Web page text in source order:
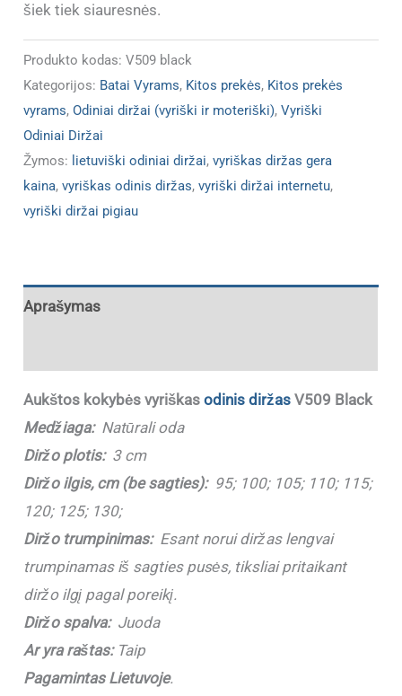
šiek tiek siauresnės.
Produkto kodas:V509 black
Kategorijos: Batai Vyrams, Kitos prekės, Kitos prekės
vyrams,Odiniai diržai (vyriški ir moteriški),Vyriški
Odiniai Diržai
Žymos: lietuviški odiniai diržai,vyriškas diržas gera
kaina,vyriškas odinis diržas,vyriški diržai internetu,
vyriški diržai pigiau
Aprašymas
Aukštos kokybės vyriškasodinis diržas V509 Black
Medžiaga: Natūrali oda
Diržo plotis:3 cm
Diržo ilgis, cm (be sagties):95; 100; 105; 110; 115;
120; 125; 130;
Diržo trumpinimas:Esant norui diržas lengvai
trumpinamas iš sagties pusės, tiksliai pritaikant
diržo ilgį pagal poreikį.
Diržo spalva:Juoda
Ar yra raštas:Taip
Pagamintas Lietuvoje.